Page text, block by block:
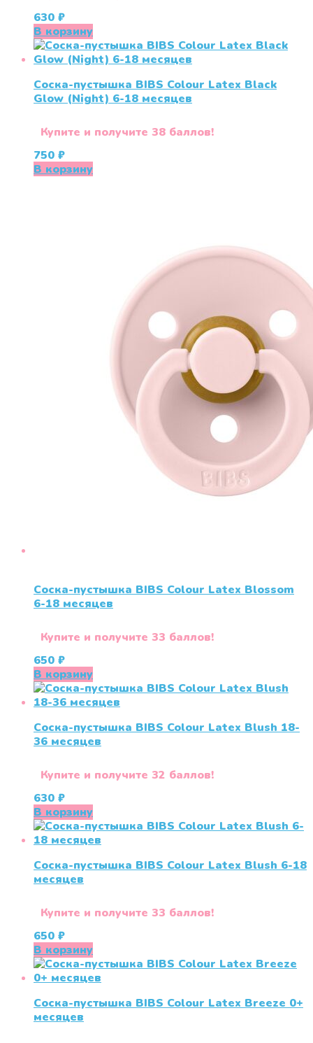
630 ₽
В корзину
Соска-пустышка BIBS Colour Latex Black
Glow (Night) 6-18 месяцев
Купите и получите 38 баллов!
750 ₽
В корзину
Соска-пустышка BIBS Colour Latex Blossom
6-18 месяцев
Купите и получите 33 баллов!
650 ₽
В корзину
Соска-пустышка BIBS Colour Latex Blush 18-
36 меcяцев
Купите и получите 32 баллов!
630 ₽
В корзину
Соска-пустышка BIBS Colour Latex Blush 6-18
месяцев
Купите и получите 33 баллов!
650 ₽
В корзину
Соска-пустышка BIBS Colour Latex Breeze 0+
меcяцев